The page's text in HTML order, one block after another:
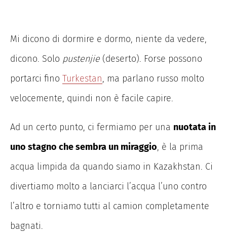
Mi dicono di dormire e dormo, niente da vedere,
dicono. Solo pustenjie (deserto). Forse possono
portarci fino Turkestan, ma parlano russo molto
velocemente, quindi non è facile capire.
Ad un certo punto, ci fermiamo per una nuotata in
uno stagno che sembra un miraggio, è la prima
acqua limpida da quando siamo in Kazakhstan. Ci
divertiamo molto a lanciarci l’acqua l’uno contro
l’altro e torniamo tutti al camion completamente
bagnati.